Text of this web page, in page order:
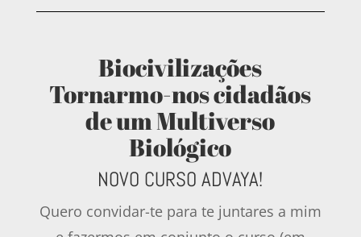
Biocivilizações
Tornarmo-nos cidadãos
de um Multiverso
Biológico
NOVO CURSO ADVAYA!
Quero convidar-te para te juntares a mim